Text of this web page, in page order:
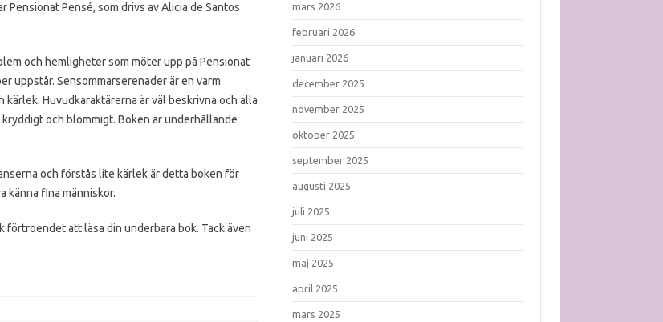
Pensé, som drivs av Alicia de Santos
och hemligheter som möter upp på Pensionat
uppstår. Sensommarserenader är en varm
Huvudkaraktärerna är väl beskrivna och alla
och blommigt. Boken är underhållande
och förstås lite kärlek är detta boken för
känna fina människor.
förtroendet att läsa din underbara bok. Tack även
mars 2026
februari 2026
januari 2026
december 2025
november 2025
oktober 2025
september 2025
augusti 2025
juli 2025
juni 2025
maj 2025
april 2025
mars 2025